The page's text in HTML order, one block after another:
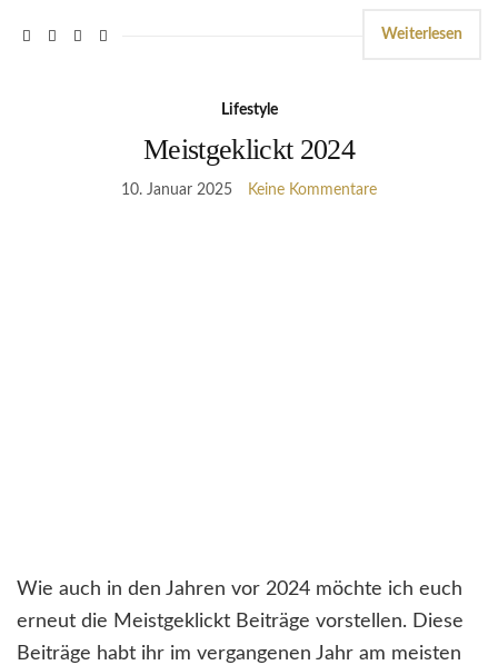
Weiterlesen
Lifestyle
Meistgeklickt 2024
10. Januar 2025 Keine Kommentare
Wie auch in den Jahren vor 2024 möchte ich euch
erneut die Meistgeklickt Beiträge vorstellen. Diese
Beiträge habt ihr im vergangenen Jahr am meisten